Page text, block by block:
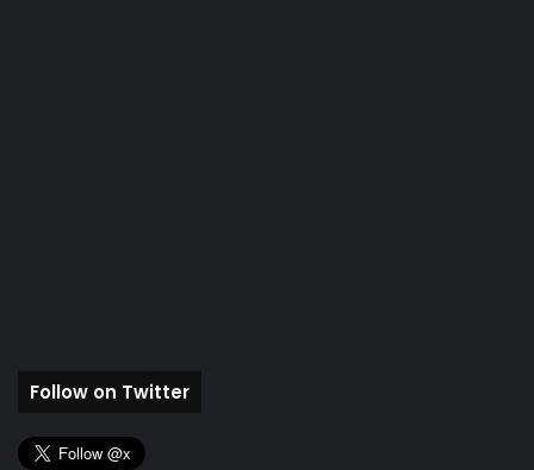
Follow on Twitter